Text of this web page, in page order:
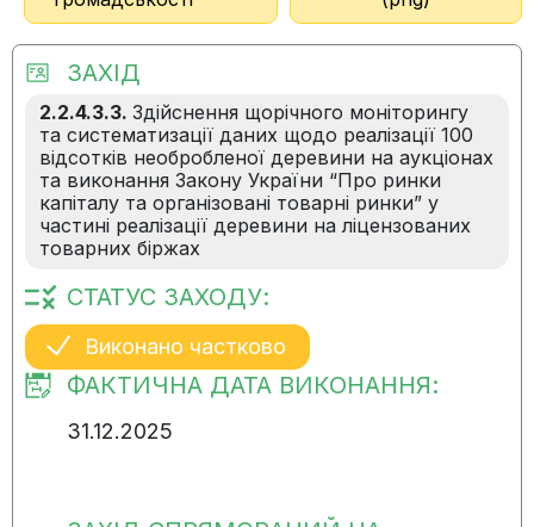
ЗАХІД
2.2.4.3.3. Здійснення щорічного моніторингу
та систематизації даних щодо реалізації 100
відсотків необробленої деревини на аукціонах
та виконання Закону України “Про ринки
капіталу та організовані товарні ринки” у
частині реалізації деревини на ліцензованих
товарних біржах
СТАТУС ЗАХОДУ:
Виконано частково
ФАКТИЧНА ДАТА ВИКОНАННЯ:
31.12.2025